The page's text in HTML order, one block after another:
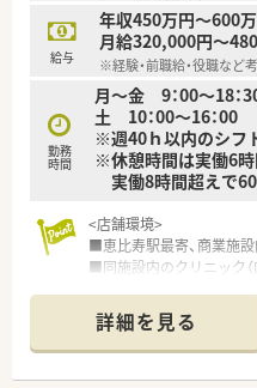
給与
年収450万円～600
月給320,000円～
※経験・前職給・役職など
勤務
時間
月～金 9：00～18：
土 10：00～16：00
※週40ｈ以内のシフ
※休憩時間は実働6
実働8時間超えで
<店舗環境>
■恵比寿駅最寄、商業施
■同施設内のクリニック（
■投薬時は座って対応。
が可能です。
■残業代は1分単位で支給
年間休日122日と労働環
詳細を見る